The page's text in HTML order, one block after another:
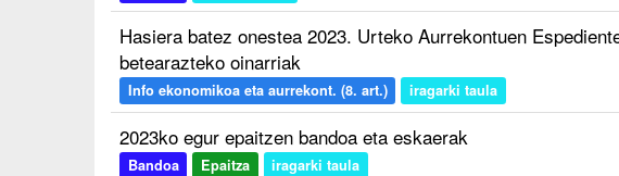
Hasiera batez onestea 2023. Urteko Aurrekontuen
betearazteko oinarriak
Info ekonomikoa eta aurrekont. (8. art.) iragarki taula
2023ko egur epaitzen bandoa eta eskaerak
Bandoa Epaitza iragarki taula